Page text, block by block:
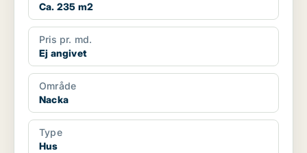
Ca. 235 m2
Pris pr. md.
Ej angivet
Område
Nacka
Type
Hus